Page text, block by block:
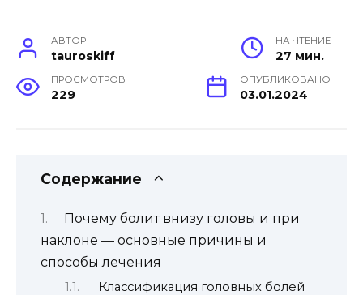
АВТОР
tauroskiff
НА ЧТЕНИЕ
27 мин.
ПРОСМОТРОВ
229
ОПУБЛИКОВАНО
03.01.2024
Содержание
Почему болит внизу головы и при
наклоне — основные причины и
способы лечения
Классификация головных болей